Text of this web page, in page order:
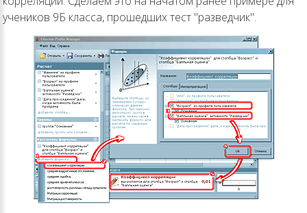
учеников 9Б класса, прошедших тест "разведчик".